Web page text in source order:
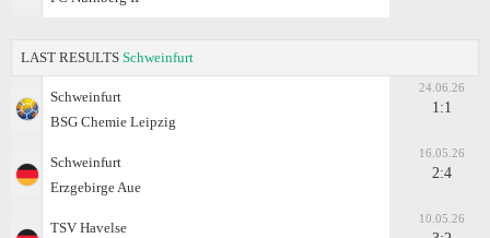
LAST RESULTS Schweinfurt
Schweinfurt
BSG Chemie Leipzig
24.06.26
1:1
Schweinfurt
Erzgebirge Aue
16.05.26
2:4
TSV Havelse
10.05.26